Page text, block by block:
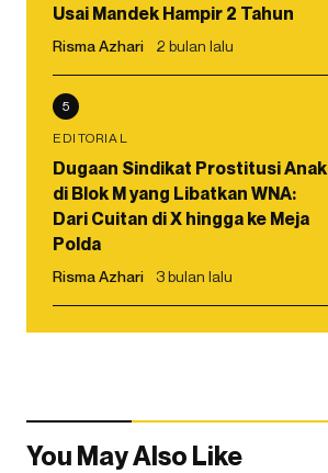
Usai Mandek Hampir 2 Tahun
Risma Azhari 2 bulan lalu
5
EDITORIAL
Dugaan Sindikat Prostitusi Anak
di Blok M yang Libatkan WNA:
Dari Cuitan di X hingga ke Meja
Polda
Risma Azhari 3 bulan lalu
You May Also Like